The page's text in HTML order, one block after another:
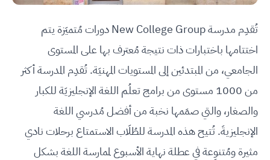
تُقدِم مدرسة New College Group دورات مُتميَزة يتم
اختتامها باختبارات ذات نتيجة مُعترف بها على المستوى
الجامعي، من المبتدئين إلى المستويات المهنيَة. تُقدِم المدرسة أكثر
من 1000 مستوى من برامج تعلُم اللغة الإنجليزيَة للكبار
والصغار، والتي صمَمها نخبة من أفضل مُدرسي اللغة
الإنجليزيةَ. تُتيح هذه المدرسة للطُلَاب الاستمتاع برحلات نادي
مثيرة ومُتنوِعة في عطلة نهاية الأسبوع لممارسة اللغة بشكل